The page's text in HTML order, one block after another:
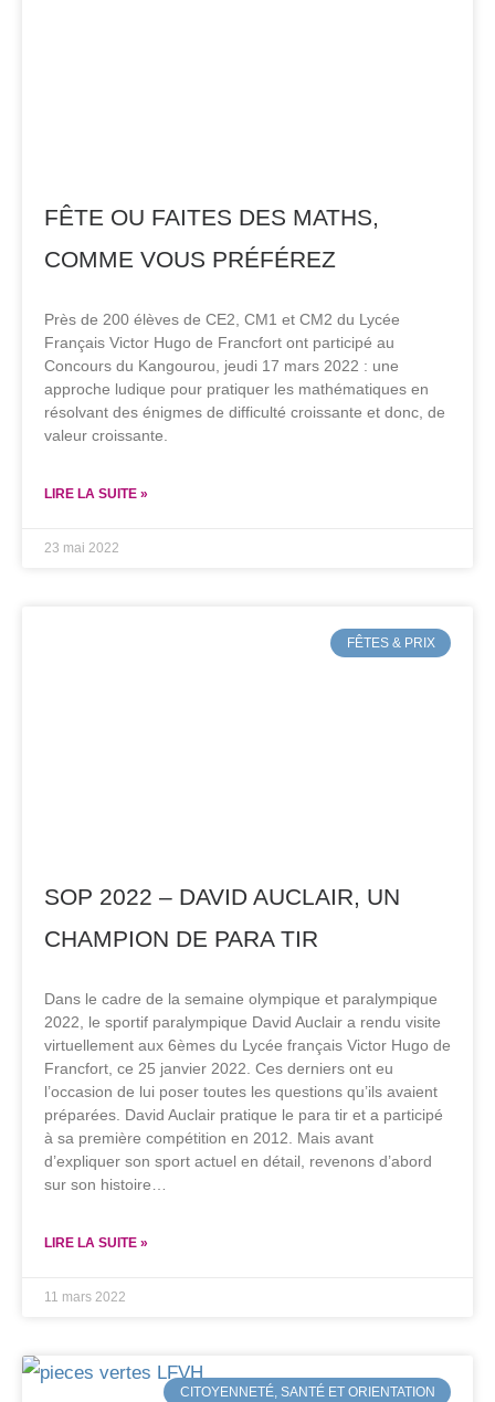
FÊTE OU FAITES DES MATHS,
COMME VOUS PRÉFÉREZ
Près de 200 élèves de CE2, CM1 et CM2 du Lycée
Français Victor Hugo de Francfort ont participé au
Concours du Kangourou, jeudi 17 mars 2022 : une
approche ludique pour pratiquer les mathématiques en
résolvant des énigmes de difficulté croissante et donc, de
valeur croissante.
LIRE LA SUITE »
23 mai 2022
FÊTES & PRIX
SOP 2022 – DAVID AUCLAIR, UN
CHAMPION DE PARA TIR
Dans le cadre de la semaine olympique et paralympique
2022, le sportif paralympique David Auclair a rendu visite
virtuellement aux 6èmes du Lycée français Victor Hugo de
Francfort, ce 25 janvier 2022. Ces derniers ont eu
l’occasion de lui poser toutes les questions qu’ils avaient
préparées. David Auclair pratique le para tir et a participé
à sa première compétition en 2012. Mais avant
d’expliquer son sport actuel en détail, revenons d’abord
sur son histoire…
LIRE LA SUITE »
11 mars 2022
CITOYENNETÉ, SANTÉ ET ORIENTATION